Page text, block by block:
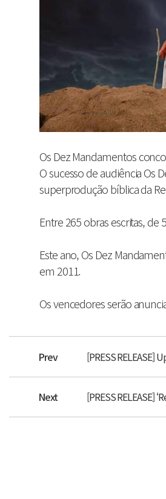
Os Dez Mandamentos
O sucesso de audiência Os
superprodução bíblica da
Entre 265 obras escritas,
Este ano, Os Dez
em 2011.
Os vencedores serão
Prev [PRESS
Next [PRESS RELEASE]